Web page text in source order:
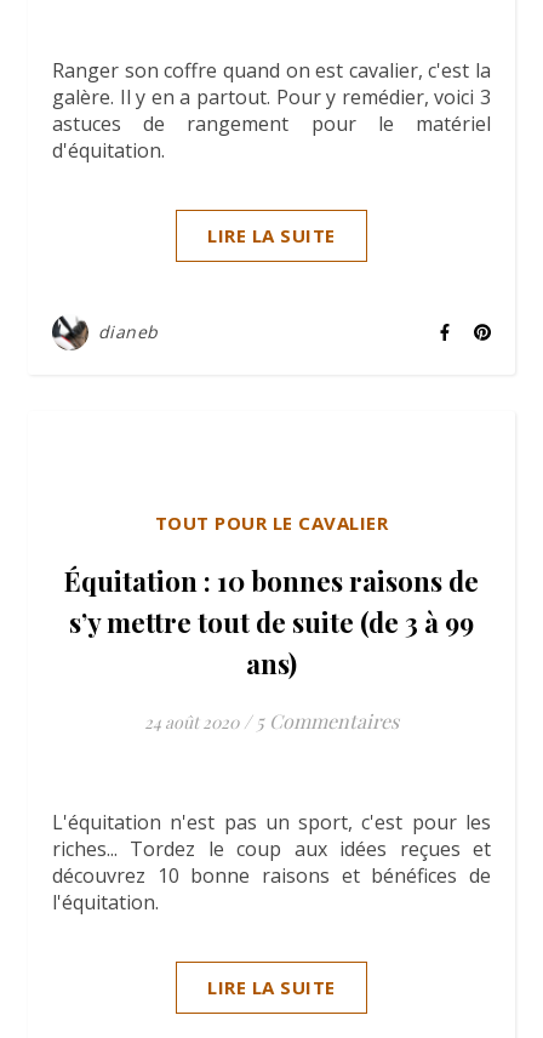
Ranger son coffre quand on est cavalier, c'est la
galère. Il y en a partout. Pour y remédier, voici 3
astuces de rangement pour le matériel
d'équitation.
LIRE LA SUITE
dianeb
TOUT POUR LE CAVALIER
Équitation : 10 bonnes raisons de
s’y mettre tout de suite (de 3 à 99
ans)
24 août 2020 / 5 Commentaires
L'équitation n'est pas un sport, c'est pour les
riches... Tordez le coup aux idées reçues et
découvrez 10 bonne raisons et bénéfices de
l'équitation.
LIRE LA SUITE